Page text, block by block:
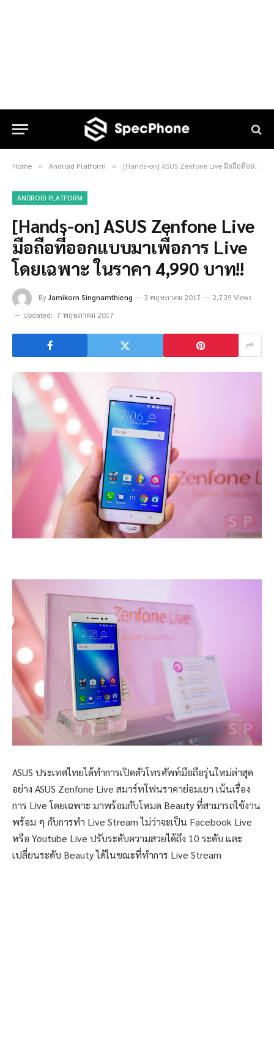
Home » Android Platform » [Hands-on] ASUS Zenfone Live มือถือที่ออกแบบมาเพื่อการ Live โดยเฉพาะ ในราคา 4,990 บาท!!
ANDROID PLATFORM
[Hands-on] ASUS Zenfone Live
มือถือที่ออกแบบมาเพื่อการ Live
โดยเฉพาะ ในราคา 4,990 บาท!!
ByJamikorn Singnamthieng 3 พฤษภาคม 2017
2,739 Views
Updated: 7 พฤษภาคม 2017
ASUS ประเทศไทยได้ทำการเปิดตัวโทรศัพท์มือถือรุ่นใหม่ล่าสุด
อย่าง ASUS Zenfone Live สมาร์ทโฟนราคาย่อมเยา เน้นเรื่อง
การ Live โดยเฉพาะ มาพร้อมกับโหมด Beauty ที่สามารถใช้งาน
พร้อม ๆ กับการทำ Live Stream ไม่ว่าจะเป็น Facebook Live
หรือ Youtube Live ปรับระดับความสวยได้ถึง 10 ระดับ และ
เปลี่ยนระดับ Beauty ได้ในขณะที่ทำการ Live Stream